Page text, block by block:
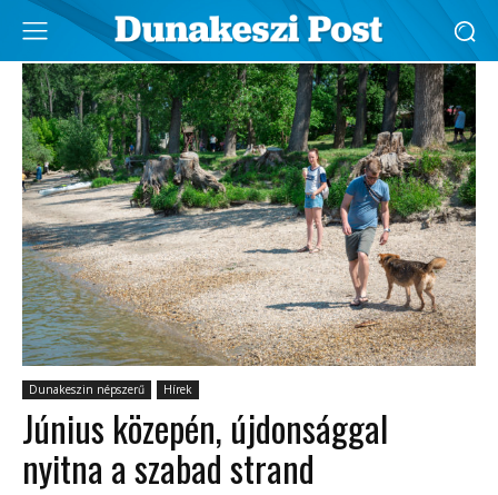
Dunakeszin népszerű Hírek
Június közepén, újdonsággal
nyitna a szabad strand